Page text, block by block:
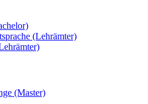
(Lehrämter)
(Master)